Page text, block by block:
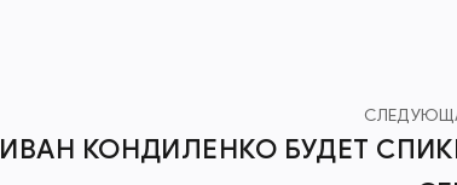
ИВАН КОНДИЛЕНКО БУДЕТ